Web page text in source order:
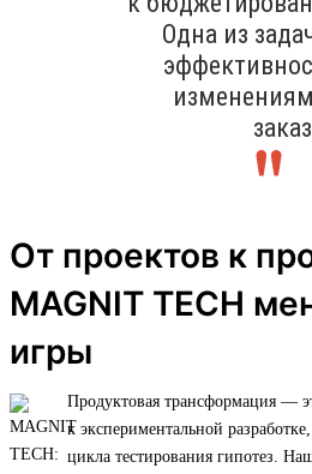
Одна из
От проектов к
MAGNIT TECH
игры
Продуктовая трансформация —
к экспериментальной
цикла тестирования гипотез.